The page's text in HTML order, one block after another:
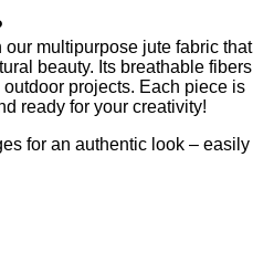
multipurpose jute fabric that
beauty. Its breathable fibers
projects. Each piece is
ready for your creativity!
for an authentic look – easily